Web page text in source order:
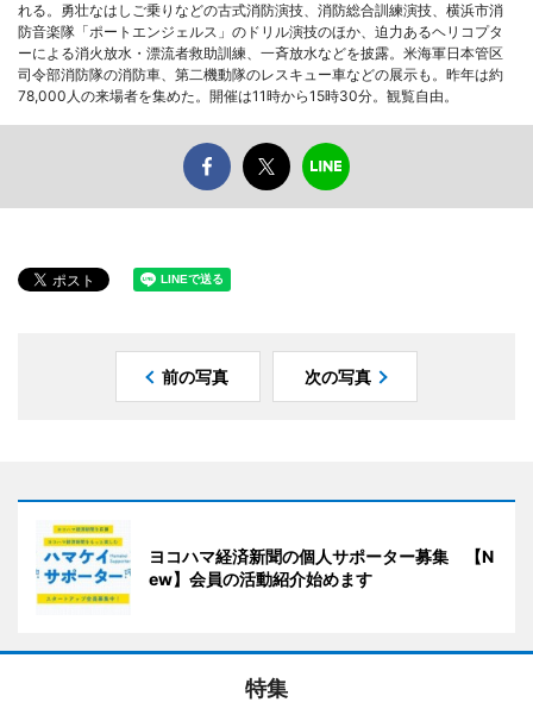
れる。勇壮なはしご乗りなどの古式消防演技、消防総合訓練演技、横浜市消
防音楽隊「ポートエンジェルス」のドリル演技のほか、迫力あるヘリコプタ
ーによる消火放水・漂流者救助訓練、一斉放水などを披露。米海軍日本管区
司令部消防隊の消防車、第二機動隊のレスキュー車などの展示も。昨年は約
78,000人の来場者を集めた。開催は11時から15時30分。観覧自由。
前の写真 次の写真
ヨコハマ経済新聞の個人サポーター募集 【N
ew】会員の活動紹介始めます
特集